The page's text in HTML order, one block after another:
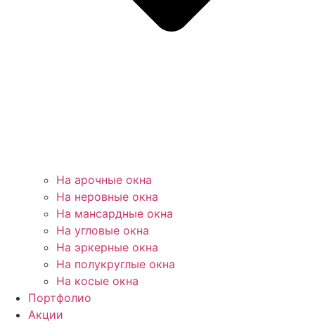
На арочные окна
На неровные окна
На мансардные окна
На угловые окна
На эркерные окна
На полукруглые окна
На косые окна
Портфолио
Акции